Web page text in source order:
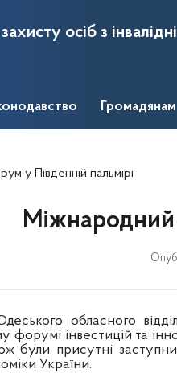
осіб з
Громадянам
у Південній пальмірі
Міжнародний
обласного
інвестицій та
були присутні
України.